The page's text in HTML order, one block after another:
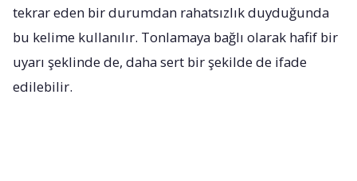
tekrar eden bir durumdan rahatsızlık duyduğunda
bu kelime kullanılır. Tonlamaya bağlı olarak hafif bir
uyarı şeklinde de, daha sert bir şekilde de ifade
edilebilir.